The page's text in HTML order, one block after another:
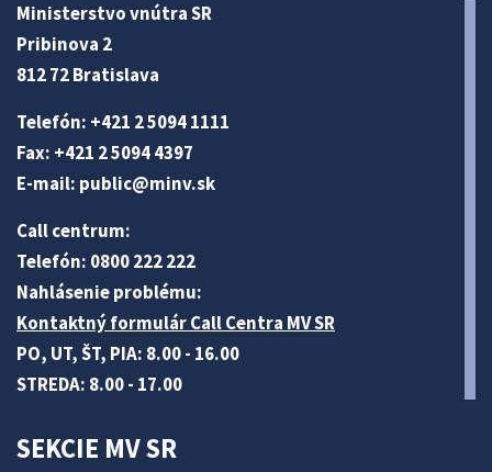
Ministerstvo vnútra SR
Pribinova 2
812 72 Bratislava
Telefón: +421 2 5094 1111
Fax: +421 2 5094 4397
E-mail: public@minv.sk
Call centrum:
Telefón: 0800 222 222
Nahlásenie problému:
Kontaktný formulár Call Centra MV SR
PO, UT, ŠT, PIA: 8.00 - 16.00
STREDA: 8.00 - 17.00
SEKCIE MV SR